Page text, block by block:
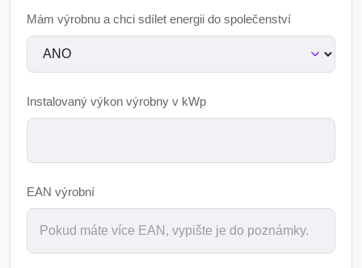
Mám výrobnu a chci sdílet energii do společenství
Instalovaný výkon výrobny v kWp
EAN výrobní